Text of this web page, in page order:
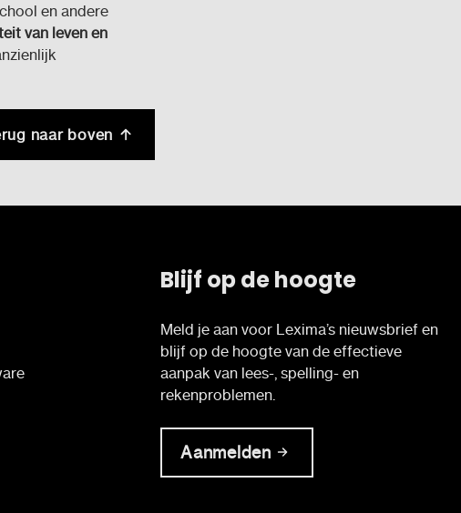
en andere
van leven en
naar boven
Blijf op de hoogte
Meld je aan voor Lexima’s nieuwsbrief en
blijf op de hoogte van de effectieve
aanpak van lees-, spelling- en
rekenproblemen.
Aanmelden